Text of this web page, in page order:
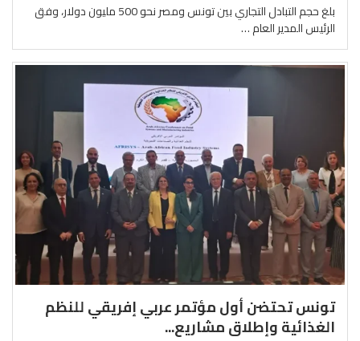
بلغ حجم التبادل التجاري بين تونس ومصر نحو 500 مليون دولار، وفق
الرئيس المدير العام …
تونس تحتضن أول مؤتمر عربي إفريقي للنظم
الغذائية وإطلاق مشاريع...